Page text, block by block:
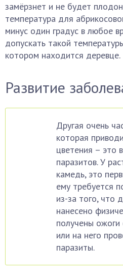
замёрзнет и не будет
температура для
минус один градус в любое
допускать такой
котором находится деревце.
Развитие
Другая очень
которая
цветения – это
паразитов. У
камедь, это
ему требуется
из-за того, что
нанесено
получены
или на него
паразиты.